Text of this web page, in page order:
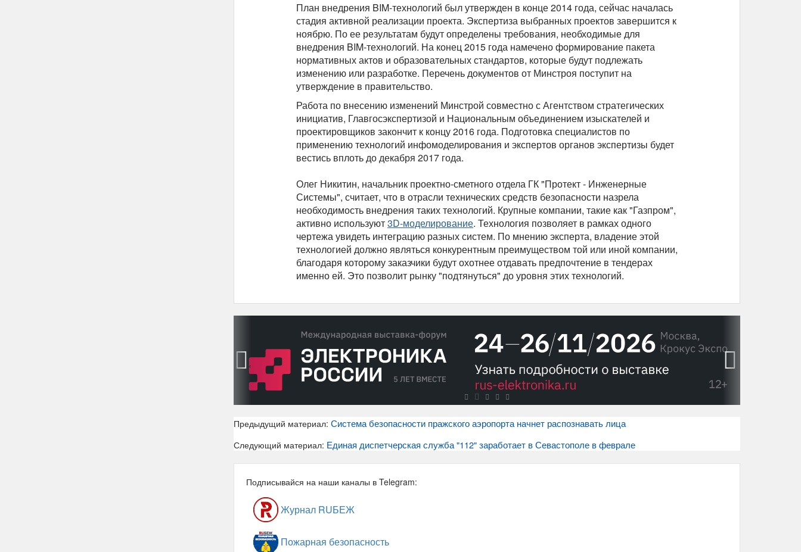
План внедрения BIM-технологий был утвержден в конце 2014 года, сейчас началась
стадия активной реализации проекта. Экспертиза выбранных проектов завершится к
ноябрю. По ее результатам будут определены требования, необходимые для
внедрения BIM-технологий. На конец 2015 года намечено формирование пакета
нормативных актов и образовательных стандартов, которые будут подлежать
изменению или разработке. Перечень документов от Минстроя поступит на
утверждение в правительство.
Работа по внесению изменений Минстрой совместно с Агентством стратегических
инициатив, Главгосэкспертизой и Национальным объединением изыскателей и
проектировщиков закончит к концу 2016 года. Подготовка специалистов по
применению технологий инфомоделирования и экспертов органов экспертизы будет
вестись вплоть до декабря 2017 года.
Олег Никитин, начальник проектно-сметного отдела ГК "Протект - Инженерные
Системы", считает, что в отрасли технических средств безопасности назрела
необходимость внедрения таких технологий. Крупные компании, такие как "Газпром",
активно используют3D-моделирование. Технология позволяет в рамках одного
чертежа увидеть интеграцию разных систем. По мнению эксперта, владение этой
технологией должно являться конкурентным преимуществом той или иной компании,
благодаря которому заказчики будут охотнее отдавать предпочтение в тендерах
именно ей. Это позволит рынку "подтянуться" до уровня этих технологий.
‹
Предыдущий материал: Система безопасности пражского аэропорта начнет распознавать лица
Следующий материал: Единая диспетчерская служба "112" заработает в Севастополе в феврале
Подписывайся на наши каналы в Telegram:
Журнал RUБЕЖ
Пожарная безопасность